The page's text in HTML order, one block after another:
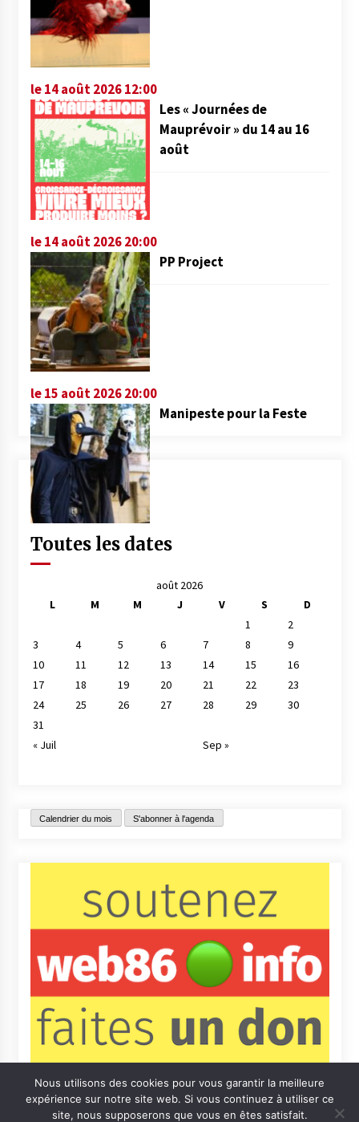
le 14 août 2026 12:00
Les « Journées de
Mauprévoir » du 14 au 16
août
le 14 août 2026 20:00
PP Project
le 15 août 2026 20:00
Manipeste pour la Feste
Toutes les dates
août 2026
L
M M J V S
D
1
2
3
4 5 6 7 8
9
10
11 12 13 14 15
16
17
18 19 20 21 22
23
24
25 26 27 28 29
30
31
« Juil
Sep »
Calendrier du mois S'abonner à l'agenda
Nous utilisons des cookies pour vous garantir la meilleure
expérience sur notre site web. Si vous continuez à utiliser ce
site, nous supposerons que vous en êtes satisfait.